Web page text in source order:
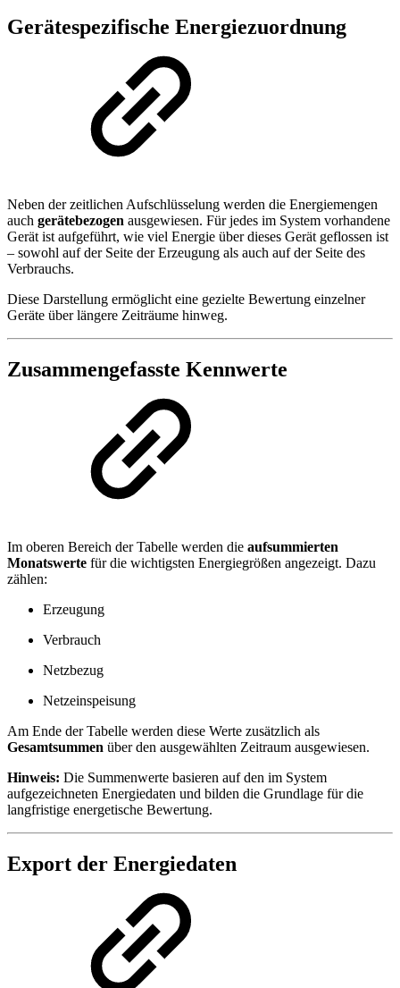
Gerätespezifische Energiezuordnung
Neben der zeitlichen Aufschlüsselung werden die Energiemengen
auch gerätebezogen ausgewiesen. Für jedes im System vorhandene
Gerät ist aufgeführt, wie viel Energie über dieses Gerät geflossen ist
– sowohl auf der Seite der Erzeugung als auch auf der Seite des
Verbrauchs.
Diese Darstellung ermöglicht eine gezielte Bewertung einzelner
Geräte über längere Zeiträume hinweg.
Zusammengefasste Kennwerte
Im oberen Bereich der Tabelle werden die aufsummierten
Monatswerte für die wichtigsten Energiegrößen angezeigt. Dazu
zählen:
Erzeugung
Verbrauch
Netzbezug
Netzeinspeisung
Am Ende der Tabelle werden diese Werte zusätzlich als
Gesamtsummen über den ausgewählten Zeitraum ausgewiesen.
Hinweis: Die Summenwerte basieren auf den im System
aufgezeichneten Energiedaten und bilden die Grundlage für die
langfristige energetische Bewertung.
Export der Energiedaten